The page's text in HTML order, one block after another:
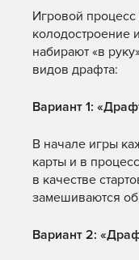
Игровой процесс
колодостроение
набирают «в
видов драфта:
Вариант 1:
В начале игры
карты и в
в качестве
замешиваются
Вариант 2: